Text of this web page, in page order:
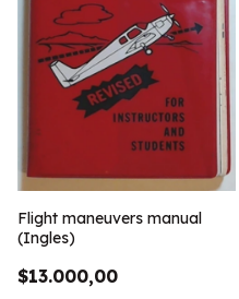
Flight maneuvers manual
(Ingles)
$13.000,00